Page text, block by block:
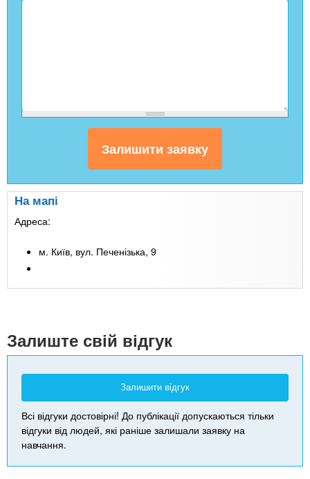
На мапі
Адреса:
м. Київ, вул. Печенізька, 9
Залиште свій відгук
Залишити відгук
Всі відгуки достовірні! До публікації допускаються тільки
відгуки від людей, які раніше залишали заявку на
навчання.